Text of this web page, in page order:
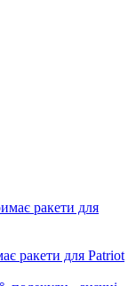
ракети для Patriot